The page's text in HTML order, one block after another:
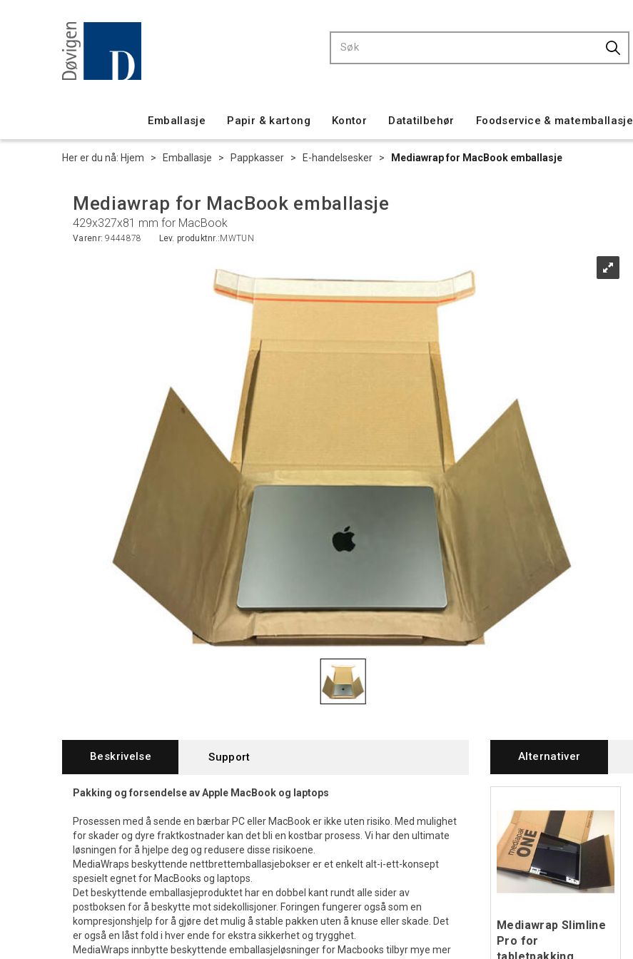
Emballasje Papir & kartong Kontor Datatilbehør Foodservice & matemballasje
Her er du nå: Hjem > Emballasje > Pappkasser > E-handelsesker > Mediawrap for MacBook emballasje
Mediawrap for MacBook emballasje
429x327x81 mm for MacBook
Varenr:9444878 Lev. produktnr.:MWTUN
Beskrivelse Support
Pakking og forsendelse av Apple MacBook og laptops
Prosessen med å sende en bærbar PC eller MacBook er ikke uten risiko. Med mulighet
for skader og dyre fraktkostnader kan det bli en kostbar prosess. Vi har den ultimate
løsningen for å hjelpe deg og redusere disse risikoene.
MediaWraps beskyttende nettbrettemballasjebokser er et enkelt alt-i-ett-konsept
spesielt egnet for MacBooks og laptops.
Det beskyttende emballasjeproduktet har en dobbel kant rundt alle sider av
postboksen for å beskytte mot sidekollisjoner. Foringen fungerer også som en
kompresjonshjelp for å gjøre det mulig å stable pakken uten å knuse eller skade. Det
er også en låst fold i hver ende for ekstra sikkerhet og trygghet.
MediaWraps innbytte beskyttende emballasjeløsninger for Macbooks tilbyr mye mer
Alternativer
Mediawrap Slimline
Pro for